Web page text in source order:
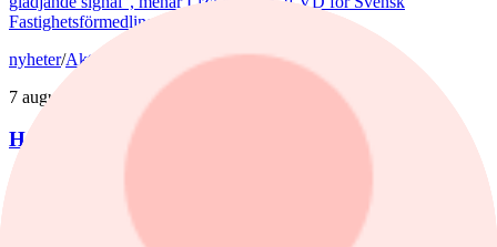
Fastighetsförmedling.
nyheter/Aktierekommendationer
7 augusti, 08:39
Höjd riktkurs för Nibe
Citigroup sänker riktkursen för Novo Nordisk. Här är dagens